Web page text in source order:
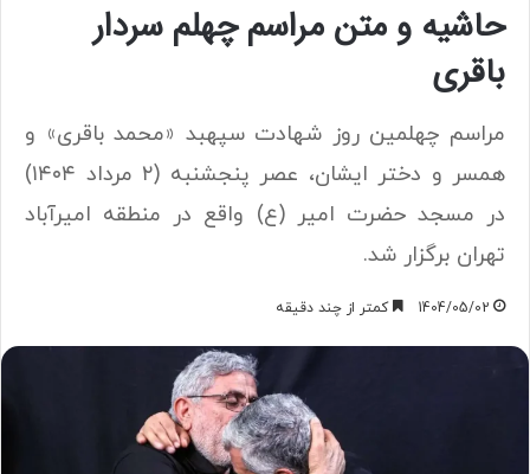
حاشیه و متن مراسم چهلم سردار
باقری
مراسم چهلمین روز شهادت سپهبد «محمد باقری» و
همسر و دختر ایشان، عصر پنجشنبه (۲ مرداد ۱۴۰۴)
در مسجد حضرت امیر (ع) واقع در منطقه امیرآباد
تهران برگزار شد.
1404/05/02 کمتر از چند دقیقه